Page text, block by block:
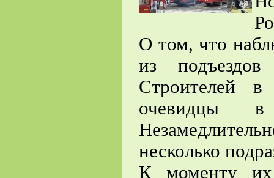
О том, что
из
Строителей
очевидцы
несколько
К моменту